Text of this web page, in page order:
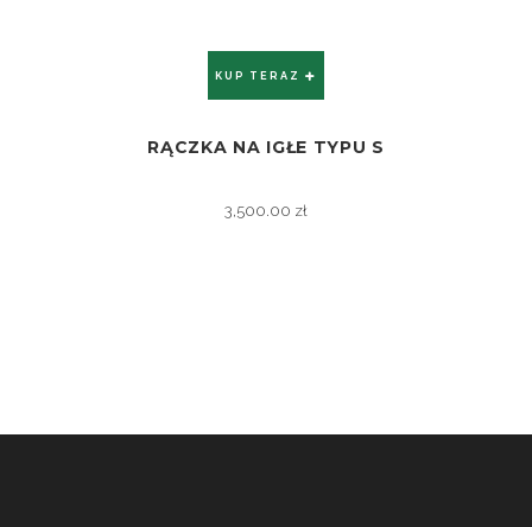
ZOBACZ
KUP TERAZ
RĄCZKA NA IGŁE TYPU S
3,500.00 zł